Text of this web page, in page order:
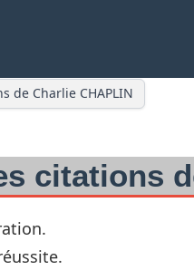
de Charlie CHAPLIN
citations